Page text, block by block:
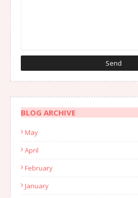
BLOG ARCHIVE
May
April
February
January